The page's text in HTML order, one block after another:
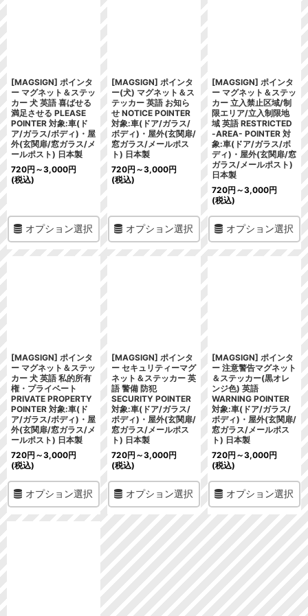
[MAGSIGN] ポインタ
ー マグネット＆ステッ
カー 犬 英語 喜ばせる
満足させる PLEASE
POINTER 対象:車(ド
ア/ガラス/ボディ)・屋
外(玄関扉/窓ガラス/メ
ールポスト) 日本製
720円 ～3,000円
(税込)
オプション選択
[MAGSIGN] ポインタ
ー(犬) マグネット＆ス
テッカー 英語 お知ら
せ NOTICE POINTER
対象:車(ドア/ガラス/
ボディ)・屋外(玄関扉/
窓ガラス/メールポス
ト) 日本製
720円 ～3,000円
(税込)
オプション選択
[MAGSIGN] ポインタ
ー マグネット＆ステッ
カー 立入禁止区域/制
限エリア/立入制限地
域 英語 RESTRICTED
-AREA- POINTER 対
象:車(ドア/ガラス/ボ
ディ)・屋外(玄関扉/窓
ガラス/メールポスト)
日本製
720円 ～3,000円
(税込)
オプション選択
[MAGSIGN] ポインタ
ー マグネット＆ステッ
カー 犬 英語 私的所有
権・プライベート
PRIVATE PROPERTY
POINTER 対象:車(ド
ア/ガラス/ボディ)・屋
外(玄関扉/窓ガラス/メ
ールポスト) 日本製
720円 ～3,000円
(税込)
オプション選択
[MAGSIGN] ポインタ
ー セキュリティーマグ
ネット＆ステッカー 英
語 警備 防犯
SECURITY POINTER
対象:車(ドア/ガラス/
ボディ)・屋外(玄関扉/
窓ガラス/メールポス
ト) 日本製
720円 ～3,000円
(税込)
オプション選択
[MAGSIGN] ポインタ
ー 注意警告マグネット
＆ステッカー(黒オレ
ンジ色) 英語
WARNING POINTER
対象:車(ドア/ガラス/
ボディ)・屋外(玄関扉/
窓ガラス/メールポス
ト) 日本製
720円 ～3,000円
(税込)
オプション選択